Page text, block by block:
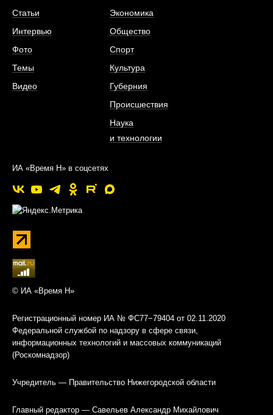
Статьи
Интервью
Фото
Темы
Видео
Экономика
Общество
Спорт
Культура
Губерния
Происшествия
Наука
и технологии
ИА «Время Н» в соцсетях
© ИА «Время Н»
Регистрационный номер ИА № ФС77−79404 от 02.11.2020
Федеральной службой по надзору в сфере связи,
информационных технологий и массовых коммуникаций
(Роскомнадзор)
Учредитель — Правительство Нижегородской области
Главный редактор — Савельев Александр Михайлович